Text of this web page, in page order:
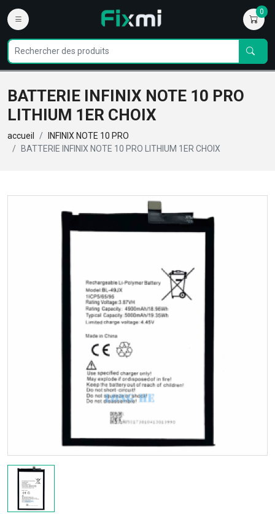
0
BATTERIE INFINIX NOTE 10 PRO
LITHIUM 1ER CHOIX
accueil
INFINIX NOTE 10 PRO
BATTERIE INFINIX NOTE 10 PRO LITHIUM 1ER CHOIX